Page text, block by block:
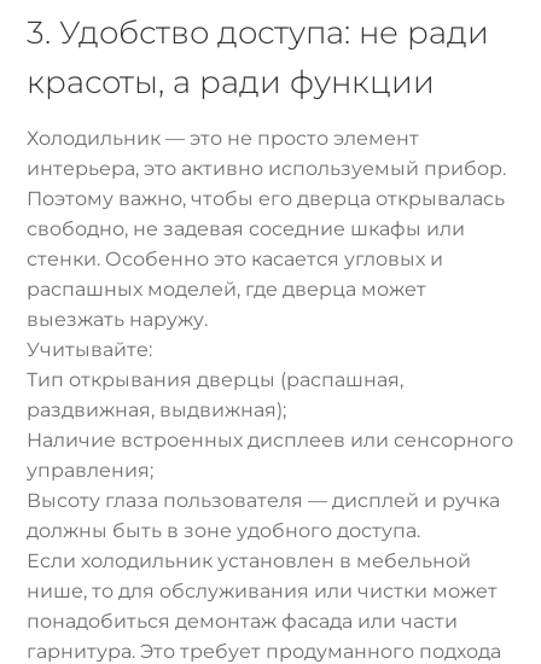
3. Удобство доступа: не ради
красоты, а ради функции
Холодильник — это не просто элемент
интерьера, это активно используемый прибор.
Поэтому важно, чтобы его дверца открывалась
свободно, не задевая соседние шкафы или
стенки. Особенно это касается угловых и
распашных моделей, где дверца может
выезжать наружу.
Учитывайте:
Тип открывания дверцы (распашная,
раздвижная, выдвижная);
Наличие встроенных дисплеев или сенсорного
управления;
Высоту глаза пользователя — дисплей и ручка
должны быть в зоне удобного доступа.
Если холодильник установлен в мебельной
нише, то для обслуживания или чистки может
понадобиться демонтаж фасада или части
гарнитура. Это требует продуманного подхода